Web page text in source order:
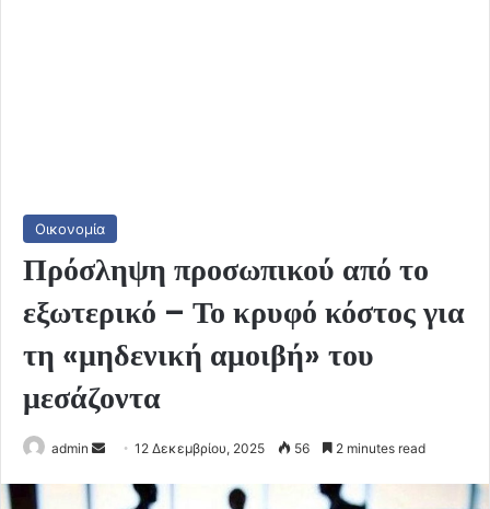
Οικονομία
Πρόσληψη προσωπικού από το
εξωτερικό – Το κρυφό κόστος για
τη «μηδενική αμοιβή» του
μεσάζοντα
admin
Send
email
12 Δεκεμβρίου, 2025 56 2 minutes read